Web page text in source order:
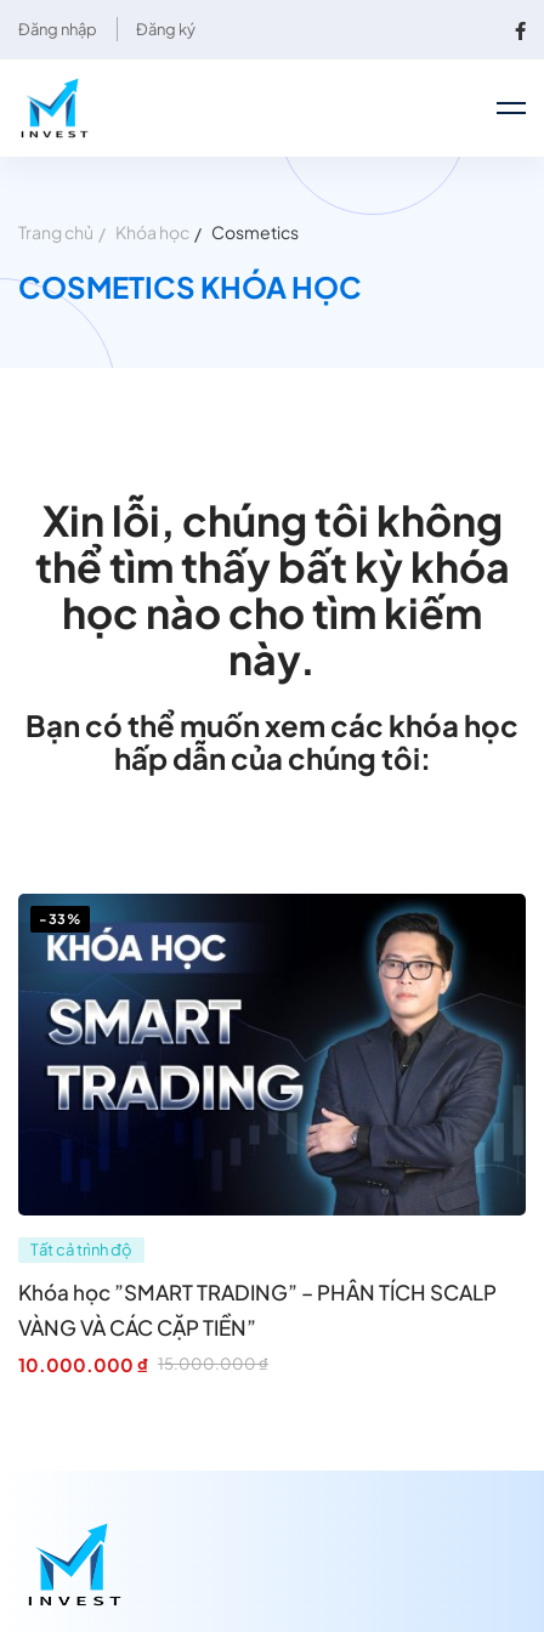
Đăng nhập Đăng ký
Trang chủ Khóa học Cosmetics
COSMETICS KHÓA HỌC
Xin lỗi, chúng tôi không
thể tìm thấy bất kỳ khóa
học nào cho tìm kiếm
này.
Bạn có thể muốn xem các khóa học
hấp dẫn của chúng tôi:
-33%
Tất cả trình độ
Khóa học ”SMART TRADING” – PHÂN TÍCH SCALP
VÀNG VÀ CÁC CẶP TIỀN”
10.000.000 ₫ 15.000.000₫